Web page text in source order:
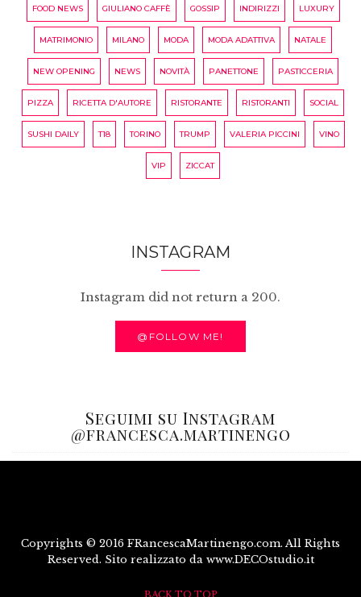
FOOD NEWS GIULIANO CAFFÈ GOSSIP INDIRIZZI LUXURY
MATRIMONIO MILANO MODA MODA ADATTIVA NATALE
NEW OPENING NEWS NOVITÀ PANETTONE PASTICCERIA
PIZZA RICETTA D'AUTORE RISTORANTE RISTORANTI SOCIAL
SUSHI DAILY T18 TORINO TRUMP VALERIA PICCINI VINO
VIP ZICCAT
INSTAGRAM
Instagram did not return a 200.
@FOLLOW ME!
Seguimi su Instagram
@francesca.martinengo
Copyrights © 2016 FRancescaMartinengo.com. All Rights
Reserved. Sito realizzato da www.DECOstudio.it
BACK TO TOP